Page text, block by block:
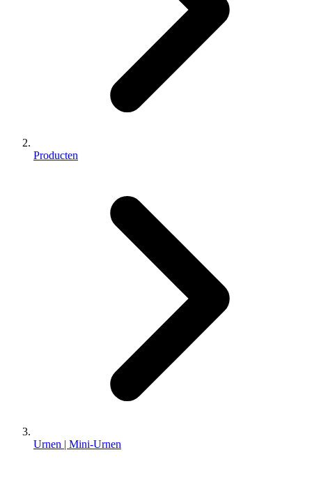
Producten
Urnen | Mini-Urnen